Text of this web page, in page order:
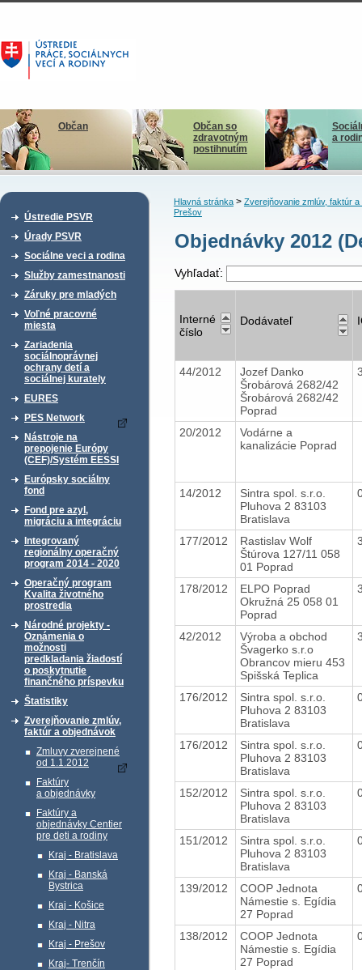
Občan
Občan so
zdravotným
postihnutím
a
Ústredie PSVR
Úrady PSVR
Sociálne veci a rodina
Služby zamestnanosti
Záruky pre mladých
Voľné pracovné
miesta
Zariadenia
sociálnoprávnej
ochrany detí a
sociálnej kurately
EURES
PES Network
Nástroje na
prepojenie Európy
(CEF)/Systém EESSI
Európsky sociálny
fond
Fond pre azyl,
migráciu a integráciu
Integrovaný
regionálny operačný
program 2014 - 2020
Operačný program
Kvalita životného
prostredia
Národné projekty -
Oznámenia o
možnosti
predkladania žiadostí
o poskytnutie
finančného príspevku
Štatistiky
Zverejňovanie zmlúv,
faktúr a objednávok
Zmluvy zverejnené
od 1.1.2012
Faktúry
a objednávky
Faktúry a
objednávky Centier
pre deti a rodiny
Kraj - Bratislava
Kraj - Banská
Bystrica
Kraj - Košice
Kraj - Nitra
Kraj - Prešov
Kraj- Trenčín
Hlavná stránka> Zverejňovanie zmlúv, faktúr a
Prešov
Objednávky 2012
Vyhľadať:
Interné
číslo
Dodávateľ
44/2012
Jozef Danko
Šrobárová 2682/42
Šrobárová 2682/42
Poprad
20/2012
Vodárne a
kanalizácie Poprad
14/2012
Sintra spol. s.r.o.
Pluhova 2 83103
Bratislava
177/2012
Rastislav Wolf
Štúrova 127/11 058
01 Poprad
178/2012
ELPO Poprad
Okružná 25 058 01
Poprad
42/2012
Výroba a obchod
Švagerko s.r.o
Obrancov mieru 453
Spišská Teplica
176/2012
Sintra spol. s.r.o.
Pluhova 2 83103
Bratislava
176/2012
Sintra spol. s.r.o.
Pluhova 2 83103
Bratislava
152/2012
Sintra spol. s.r.o.
Pluhova 2 83103
Bratislava
151/2012
Sintra spol. s.r.o.
Pluhova 2 83103
Bratislava
139/2012
COOP Jednota
Námestie s. Egídia
27 Poprad
138/2012
COOP Jednota
Námestie s. Egídia
27 Poprad